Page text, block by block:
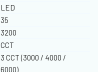
LED
35
3200
CCT
3 CCT (3000 / 4000 /
6000)